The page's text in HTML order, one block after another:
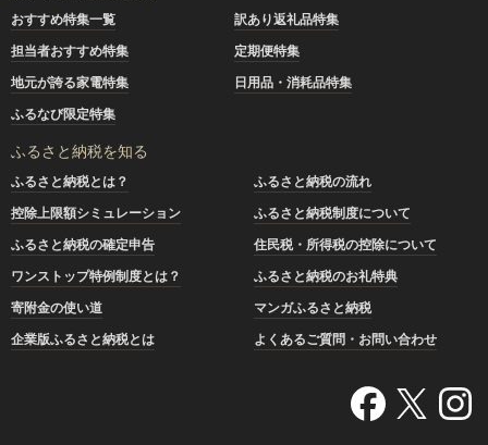
おすすめ特集一覧
訳あり返礼品特集
担当者おすすめ特集
定期便特集
地元が誇る家電特集
日用品・消耗品特集
ふるなび限定特集
ふるさと納税を知る
ふるさと納税とは？
ふるさと納税の流れ
控除上限額シミュレーション
ふるさと納税制度について
ふるさと納税の確定申告
住民税・所得税の控除について
ワンストップ特例制度とは？
ふるさと納税のお礼特典
寄附金の使い道
マンガふるさと納税
企業版ふるさと納税とは
よくあるご質問・お問い合わせ